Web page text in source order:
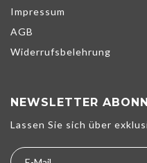
Impressum
AGB
Widerrufsbelehrung
NEWSLETTER
Lassen Sie sich über
Wir verwenden Cookies, um
persönliche Angebote zu
optimieren. Wenn Sie die